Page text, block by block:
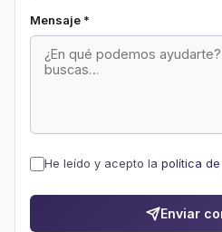
Mensaje *
He leído y acepto la política
Enviar